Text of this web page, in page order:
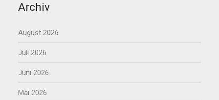
Archiv
August 2026
Juli 2026
Juni 2026
Mai 2026